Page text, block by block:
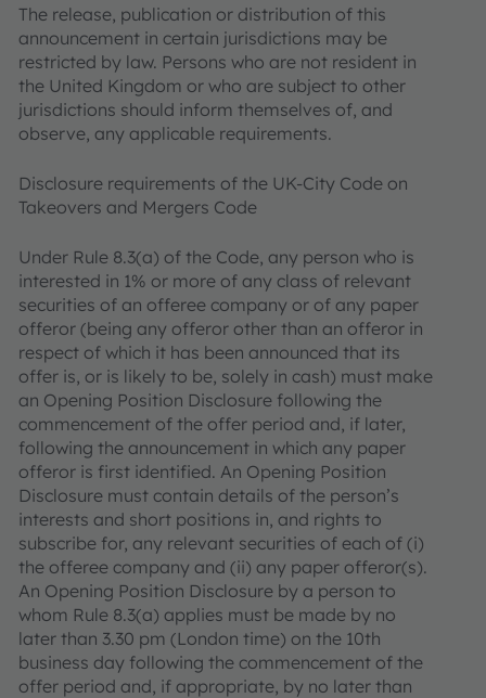
The release, publication or distribution of this
announcement in certain jurisdictions may be
restricted by law. Persons who are not resident in
the United Kingdom or who are subject to other
jurisdictions should inform themselves of, and
observe, any applicable requirements.
Disclosure requirements of the UK-City Code on
Takeovers and Mergers Code
Under Rule 8.3(a) of the Code, any person who is
interested in 1% or more of any class of relevant
securities of an offeree company or of any paper
offeror (being any offeror other than an offeror in
respect of which it has been announced that its
offer is, or is likely to be, solely in cash) must make
an Opening Position Disclosure following the
commencement of the offer period and, if later,
following the announcement in which any paper
offeror is first identified. An Opening Position
Disclosure must contain details of the person’s
interests and short positions in, and rights to
subscribe for, any relevant securities of each of (i)
the offeree company and (ii) any paper offeror(s).
An Opening Position Disclosure by a person to
whom Rule 8.3(a) applies must be made by no
later than 3.30 pm (London time) on the 10th
business day following the commencement of the
offer period and, if appropriate, by no later than